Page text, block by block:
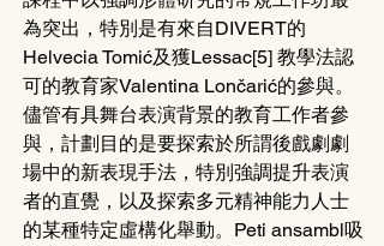
為突出，特別是有來自DIVERT的
Helvecia Tomić及獲Lessac[5] 教學法認
可的教育家Valentina Lončarić的參與。
儘管有具舞台表演背景的教育工作者參
與，計劃目的是要探索於所謂後戲劇劇
場中的新表現手法，特別強調提升表演
者的直覺，以及探索多元精神能力人士
的某種特定虛構化舉動。Peti ansambl吸